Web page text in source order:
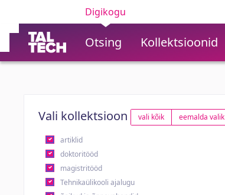
Digikogu
Otsing Kollektsioonid
Vali kollektsioon vali kõik eemalda valik
artiklid
doktoritööd
magistritööd
Tehnikaülikooli ajalugu